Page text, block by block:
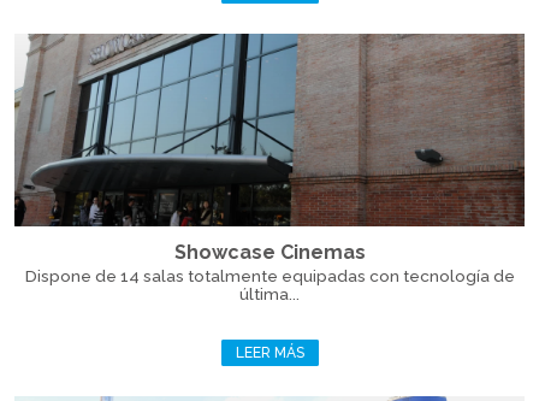
Showcase Cinemas
Dispone de 14 salas totalmente equipadas con tecnología de
última...
LEER MÁS